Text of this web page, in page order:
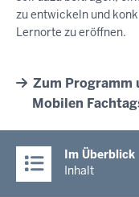
zu entwickeln und
Lernorte zu eröffnen.
Zum Programm
Mobilen
Im Überblick
Inhalt